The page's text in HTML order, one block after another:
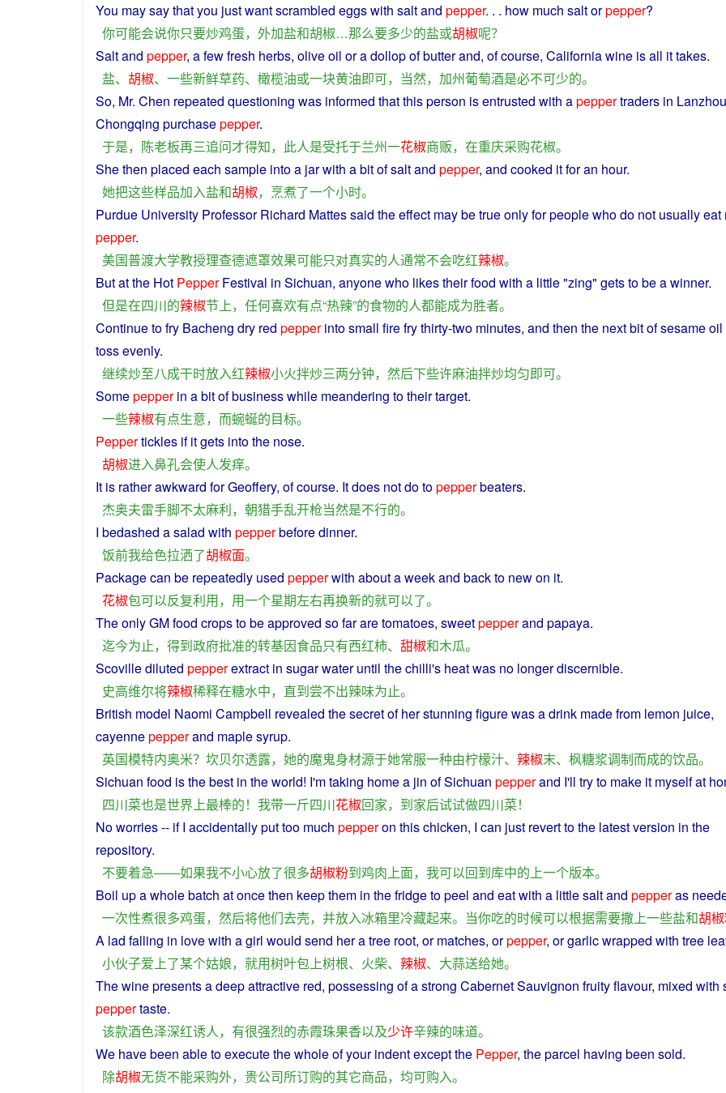
You maysaythatyou justwantscrambled eggswith saltand pepper. . . how much saltorpepper?
你可能会说你只要炒鸡蛋， 外加盐和胡椒…那么要多少的盐或胡椒呢？
Saltand pepper, afewfresh herbs, olive oil oradollopofbutterand, ofcourse, Californiawine isall it takes.
盐、 胡椒、 一些新鲜草药、 橄榄油或一块黄油即可， 当然， 加州葡萄酒是必不可少的。
So, Mr. Chen repeated questioning was informed that thisperson isentrusted with apeppertraders in Lanzhou
Chongqing purchasepepper.
于是， 陈老板再三追问才得知， 此人是受托于兰州一花椒商贩， 在重庆采购花椒。
Shethen placed each sample intoa jar with abit ofsaltand pepper, and cooked it for an hour.
她把这些样品加入盐和胡椒， 烹煮了一个小时。
Purdue University Professor Richard Mattes said theeffect maybetrueonlyforpeoplewho do not usuallyeat
pepper.
美国普渡大学教授理查德遮罩效果可能只对真实的人通常不会吃红辣椒。
Butat the Hot Pepper Festival in Sichuan, anyonewho likestheirfood with a little "zing" getstobeawinner.
但是在四川的辣椒节上， 任何喜欢有点“热辣”的食物的人都能成为胜者。
Continuetofry Bacheng dry red pepperinto small firefrythirty-two minutes, and then the nextbitof sesame oil
tossevenly.
继续炒至八成干时放入红辣椒小火拌炒三两分钟， 然后下些许麻油拌炒均匀即可。
Somepepperin abitofbusinesswhile meandering to theirtarget.
一些辣椒有点生意， 而蜿蜒的目标。
Peppertickles if it gets intothe nose.
胡椒进入鼻孔会使人发痒。
It is ratherawkward for Geoffery, ofcourse. It does not do topepperbeaters.
杰奥夫雷手脚不太麻利， 朝猎手乱开枪当然是不行的。
I bedashed asalad with pepperbeforedinner.
饭前我给色拉洒了胡椒面。
Packagecan be repeatedly used pepperwith aboutaweekand backto newon it.
花椒包可以反复利用， 用一个星期左右再换新的就可以了。
TheonlyGMfood crops tobeapproved so far aretomatoes, sweetpepperand papaya.
迄今为止， 得到政府批准的转基因食品只有西红柿、 甜椒和木瓜。
Scovillediluted pepperextract in sugar wateruntil thechilli's heatwas no longerdiscernible.
史高维尔将辣椒稀释在糖水中， 直到尝不出辣味为止。
British model Naomi Campbell revealed the secret ofherstunning figurewasadrink madefrom lemon juice,
cayennepepperand maplesyrup.
英国模特内奥米？ 坎贝尔透露， 她的魔鬼身材源于她常服一种由柠檬汁、 辣椒末、 枫糖浆调制而成的饮品。
Sichuan food isthe best in theworld! I'mtaking homea jin ofSichuan pepperand I'll tryto make it myself at
四川菜也是世界上最棒的！ 我带一斤四川花椒回家， 到家后试试做四川菜！
Noworries-- if I accidentallyputtoo much pepperon thischicken, I can just reverttothe latestversion in the
repository.
不要着急――如果我不小心放了很多胡椒粉到鸡肉上面， 我可以回到库中的上一个版本。
Boil upawhole batch atoncethen keepthem in thefridgetopeel and eatwith a littlesaltand pepperas
一次性煮很多鸡蛋， 然后将他们去壳， 并放入冰箱里冷藏起来。 当你吃的时候可以根据需要撒上一些盐和胡椒
A lad falling in lovewith agirl would send heratree root, ormatches, orpepper, orgarlicwrapped with tree
小伙子爱上了某个姑娘， 就用树叶包上树根、 火柴、 辣椒、 大蒜送给她。
Thewinepresentsadeepattractive red, possessing ofastrong CabernetSauvignon fruityflavour, mixed with
peppertaste.
该款酒色泽深红诱人， 有很强烈的赤霞珠果香以及少许辛辣的味道。
We have been ableto execute the wholeofyour indentexceptthe Pepper, theparcel having been sold.
除胡椒无货不能采购外， 贵公司所订购的其它商品， 均可购入。